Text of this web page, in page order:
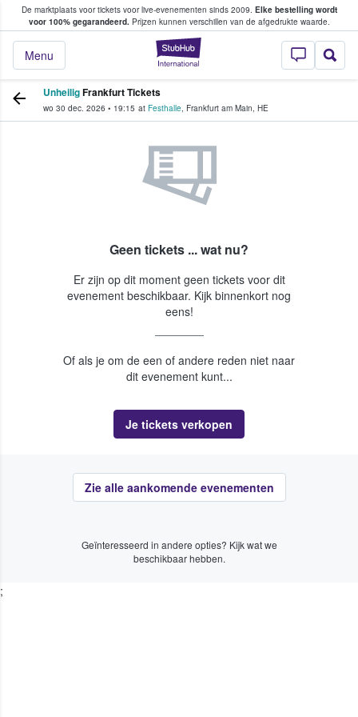
De marktplaats voor tickets voor live-evenementen sinds 2009. Elke bestelling wordt
voor 100% gegarandeerd.Prijzen kunnen verschillen van de afgedrukte waarde.
StubHub: waar
Menu
tickets kopen en verkopen
UnheiligFrankfurt Tickets
wo 30 dec. 2026 • 19:15 at Festhalle, Frankfurt am Main, HE
Geen tickets ... wat nu?
Er zijn op dit moment geen tickets voor dit
evenement beschikbaar. Kijk binnenkort nog
eens!
Of als je om de een of andere reden niet naar
dit evenement kunt...
Je tickets verkopen
Zie alle aankomende evenementen
Geïnteresseerd in andere opties? Kijk wat we
beschikbaar hebben.
;